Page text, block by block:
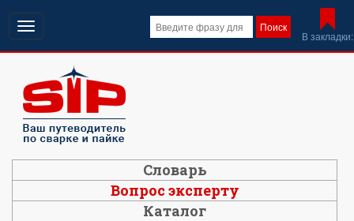
Поиск
В закладки:
Открыть
навигацию
Словарь
Вопрос эксперту
Каталог